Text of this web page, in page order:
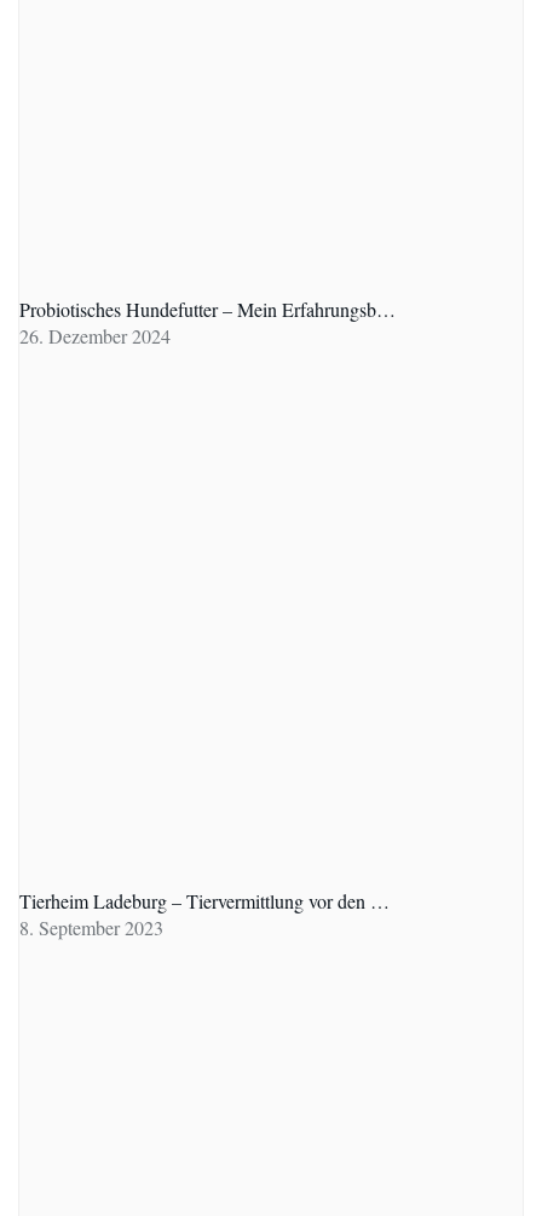
Probiotisches Hundefutter – Mein Erfahrungsb…
26. Dezember 2024
Tierheim Ladeburg – Tiervermittlung vor den …
8. September 2023